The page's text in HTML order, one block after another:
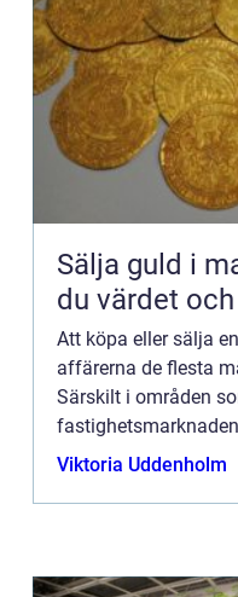
Sälja guld i malmö så
du värdet
Att köpa eller sälja
affärerna de flesta
Särskilt i områden
Viktoria Uddenholm